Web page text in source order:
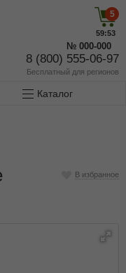
8 (800) 555-06-97
Бесплатный для регионов
5
59:53
№ 000-000
Каталог
В избранное